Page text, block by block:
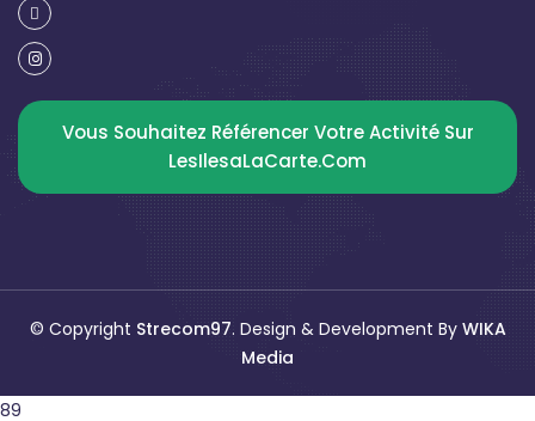
Vous Souhaitez Référencer Votre Activité Sur
LesIlesaLaCarte.com
© Copyright Strecom97. Design & Development By WIKA
Media
89